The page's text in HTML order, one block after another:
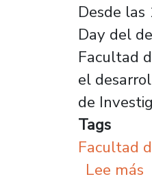
Desde
Day del
Facultad
el
de
Tags
Facultad
Lee más